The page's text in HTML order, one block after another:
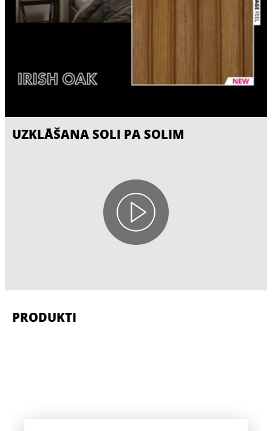
UZKLĀŠANA SOLI PA SOLIM
PRODUKTI